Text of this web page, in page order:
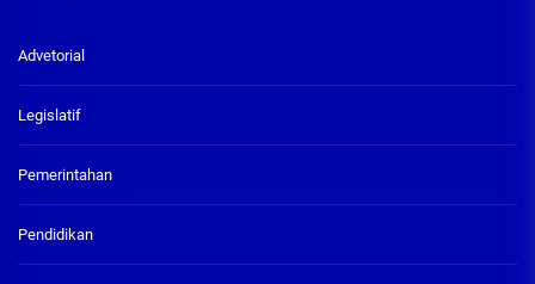
Advetorial
Legislatif
Pemerintahan
Pendidikan